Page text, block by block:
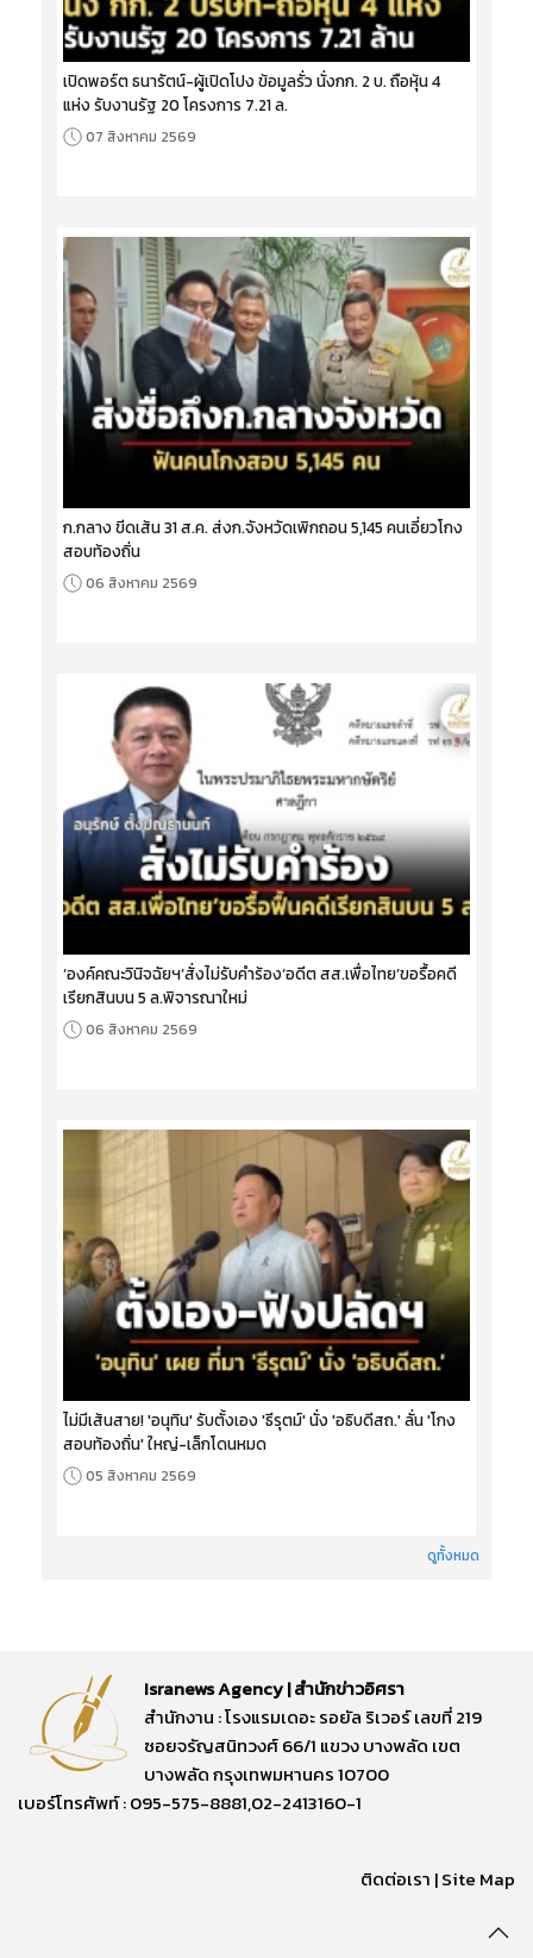
เปิดพอร์ต ธนารัตน์-ผู้เปิดโปง ข้อมูลรั่ว นั่งกก. 2 บ. ถือหุ้น 4
แห่ง รับงานรัฐ 20 โครงการ 7.21 ล.
07 สิงหาคม 2569
ก.กลาง ขีดเส้น 31 ส.ค. ส่งก.จังหวัดเพิกถอน 5,145 คนเอี่ยวโกง
สอบท้องถิ่น
06 สิงหาคม 2569
‘องค์คณะวินิจฉัยฯ’สั่งไม่รับคำร้อง‘อดีต สส.เพื่อไทย’ขอรื้อคดี
เรียกสินบน 5 ล.พิจารณาใหม่
06 สิงหาคม 2569
ไม่มีเส้นสาย! 'อนุทิน' รับตั้งเอง 'ธีรุตม์' นั่ง 'อธิบดีสถ.' ลั่น 'โกง
สอบท้องถิ่น' ใหญ่-เล็กโดนหมด
05 สิงหาคม 2569
ดูทั้งหมด
Isranews Agency | สำนักข่าวอิศรา
สำนักงาน : โรงแรมเดอะ รอยัล ริเวอร์ เลขที่ 219
ซอยจรัญสนิทวงศ์ 66/1 แขวง บางพลัด เขต
บางพลัด กรุงเทพมหานคร 10700
เบอร์โทรศัพท์ : 095-575-8881,02-2413160-1
ติดต่อเรา |Site Map